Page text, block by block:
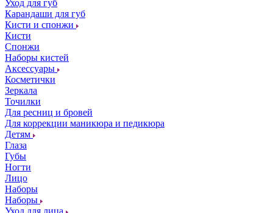
Уход для губ
Карандаши для губ
Кисти и спонжи
Кисти
Спонжи
Наборы кистей
Аксессуары
Косметички
Зеркала
Точилки
Для ресниц и бровей
Для коррекции маникюра и педикюра
Детям
Глаза
Губы
Ногти
Лицо
Наборы
Наборы